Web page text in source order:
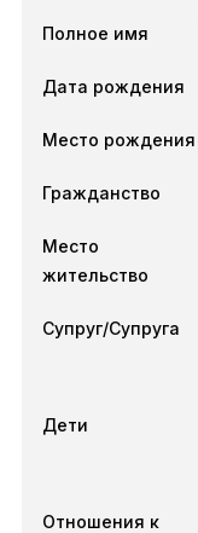
Полное имя
Дата рождения
Место рождения
Гражданство
Место
жительство
Супруг/Супруга
Дети
Отношения к